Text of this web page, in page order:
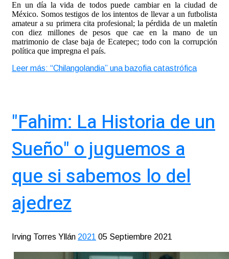
En un día la vida de todos puede cambiar en la ciudad de
México. Somos testigos de los intentos de llevar a un futbolista
amateur a su primera cita profesional; la pérdida de un maletín
con diez millones de pesos que cae en la mano de un
matrimonio de clase baja de Ecatepec; todo con la corrupción
política que impregna el país.
Leer más: “Chilangolandia” una bazofia catastrófica
"Fahim: La Historia de un
Sueño" o juguemos a
que si sabemos lo del
ajedrez
Irving Torres Yllán 2021 05 Septiembre 2021